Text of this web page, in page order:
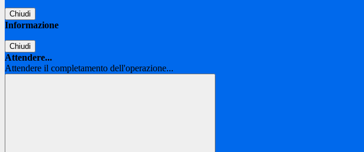
Chiudi
Informazione
Chiudi
Attendere...
Attendere il completamento dell'operazione...